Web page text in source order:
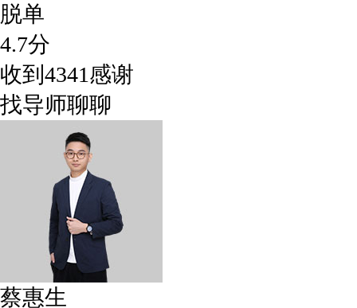
脱单
4.7分
收到 4341感谢
找导师聊聊
蔡惠生